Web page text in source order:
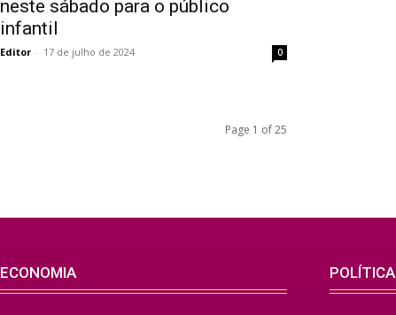
neste sábado para o público
infantil
Editor - 17 de julho de 2024 0
Page 1 of 25
ECONOMIA POLÍTICA